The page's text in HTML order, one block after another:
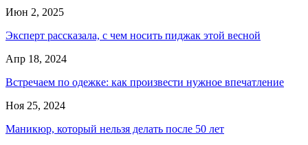
Июн 2, 2025
Эксперт рассказала, с чем носить пиджак этой весной
Апр 18, 2024
Встречаем по одежке: как произвести нужное впечатление
Ноя 25, 2024
Маникюр, который нельзя делать после 50 лет